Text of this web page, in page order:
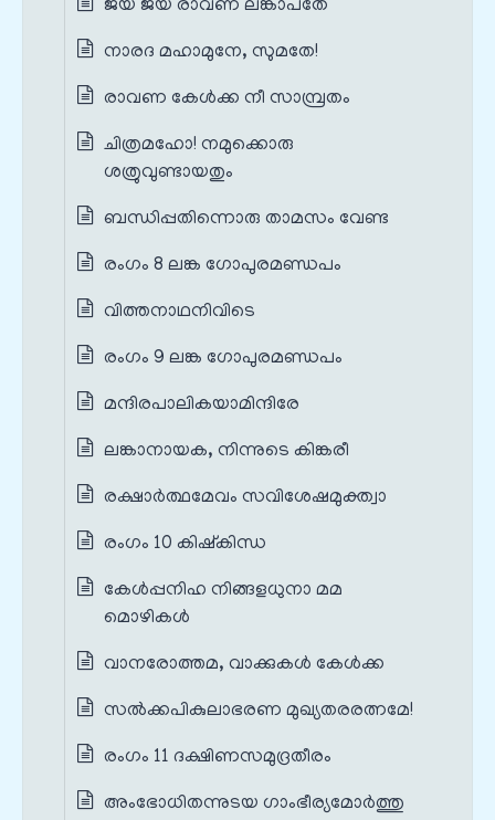
ജയ ജയ രാവണ ലങ്കാപതേ
നാരദ മഹാമുനേ, സുമതേ!
രാവണ കേള്‍ക്ക നീ സാമ്പ്രതം
ചിത്രമഹോ! നമുക്കൊരു
ശത്രുവുണ്ടായതും
ബന്ധിപ്പതിന്നൊരു താമസം വേണ്ട
രംഗം 8 ലങ്ക ഗോപുരമണ്ഡപം
വിത്തനാഥനിവിടെ
രംഗം 9 ലങ്ക ഗോപുരമണ്ഡപം
മന്ദിരപാലികയാമിന്ദിരേ
ലങ്കാനായക, നിന്നുടെ കിങ്കരീ
രക്ഷാർത്ഥമേവം സവിശേഷമുക്ത്വാ
രംഗം 10 കിഷ്കിന്ധ
കേൾപ്പനിഹ നിങ്ങളധുനാ മമ
മൊഴികൾ
വാനരോത്തമ, വാക്കുകൾ കേൾക്ക
സൽക്കപികുലാഭരണ മുഖ്യതരരത്നമേ!
രംഗം 11 ദക്ഷിണസമുദ്രതീരം
അംഭോധിതന്നുടയ ഗാംഭീര്യമോര്‍ത്തു